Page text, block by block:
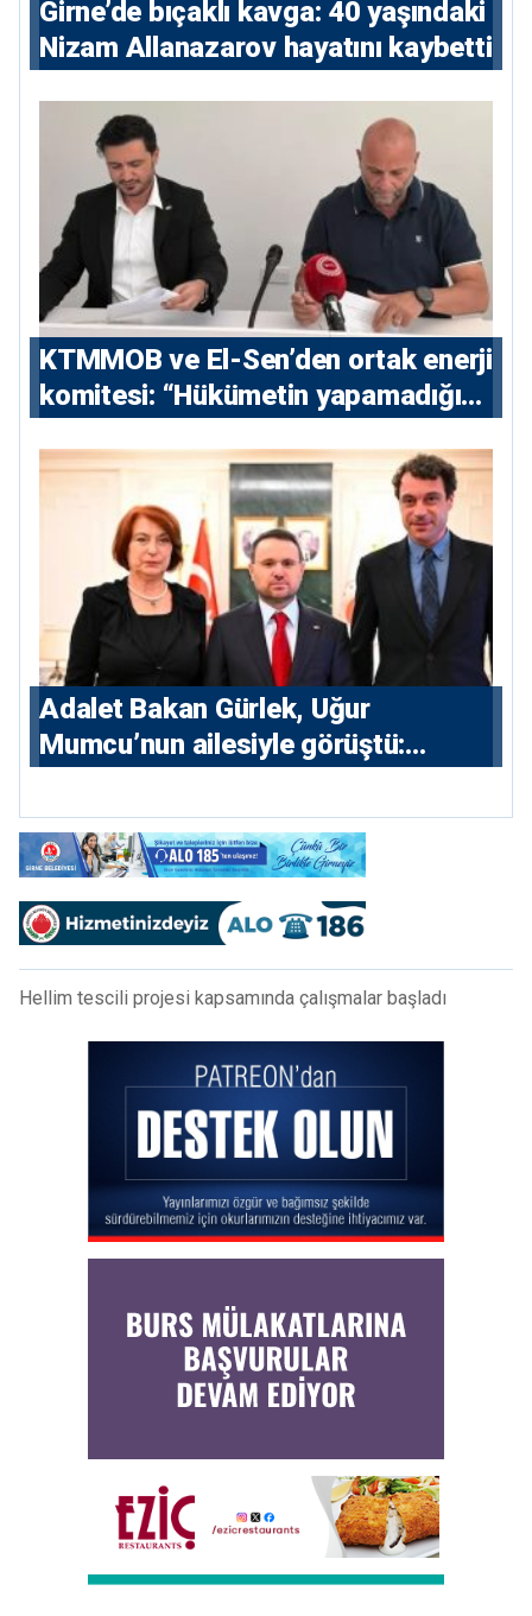
Girne’de bıçaklı kavga: 40 yaşındaki
Nizam Allanazarov hayatını kaybetti
KTMMOB ve El-Sen’den ortak enerji
komitesi: “Hükümetin yapamadığını
Adalet Bakan Gürlek, Uğur
Mumcu’nun ailesiyle görüştü:
devlet isterse her olayı ortaya
çıkarır”
Hellim tescili projesi kapsamında çalışmalar başladı